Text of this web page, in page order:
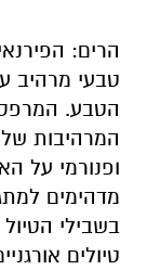
הרים:
טבעי מרהיב
הטבע.
המרהיבות
ופנורמי על
מדהימים
בשבילי
טיולים